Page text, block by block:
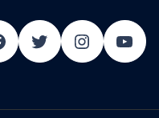
Twitter Instagram YouTube